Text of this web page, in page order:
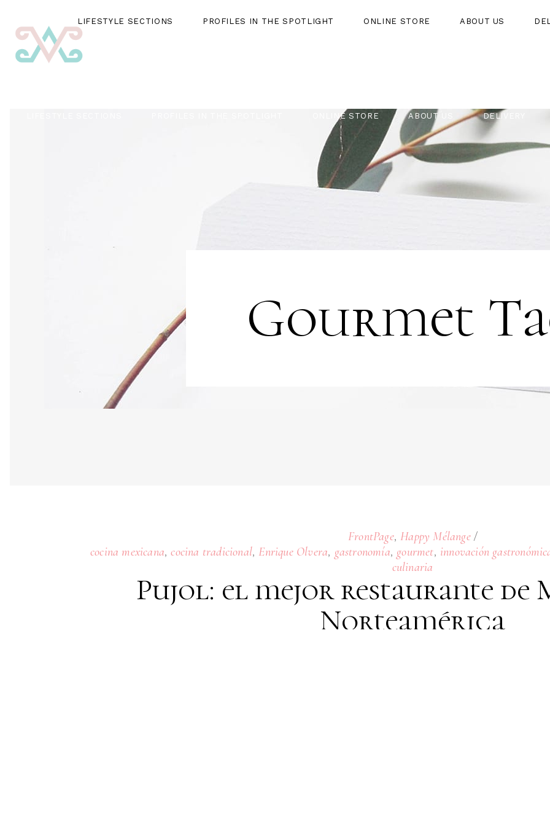
ONLINE STORE ABOUT US DELIVERY
LIFESTYLE SECTIONS PROFILES IN THE SPOTLIGHT ONLINE STORE ABOUT US
Gourmet
FrontPage, Happy Mélange
cocina mexicana,cocina tradicional, Enrique Olvera, gastronomía, gourmet, innovación
culinaria
Pujol: el mejor restaurante de
Norteamérica